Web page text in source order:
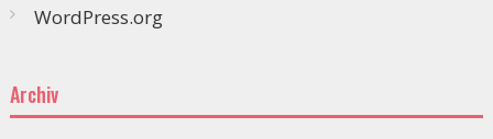
WordPress.org
Archiv